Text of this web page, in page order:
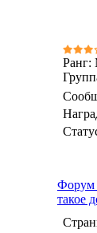
Ранг:
Форум
такое